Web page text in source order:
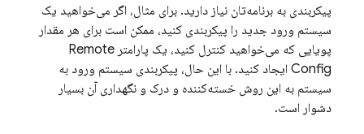
پیکربندی به برنامه‌تان نیاز دارید. برای مثال، اگر می‌خواهید یک
سیستم ورود جدید را پیکربندی کنید، ممکن است برای هر مقدار
پویایی که می‌خواهید کنترل کنید، یک پارامتر Remote
Config ایجاد کنید. با این حال، پیکربندی سیستم ورود به
سیستم به این روش خسته‌کننده و درک و نگهداری آن بسیار
دشوار است.